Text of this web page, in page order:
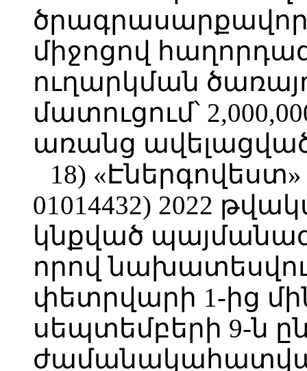
միջոցով
ուղարկման
մատուցում՝
առանց
18)
01014432) 2022
կնքված
որով
փետրվարի 1-ից
սեպտեմբերի 9-ն